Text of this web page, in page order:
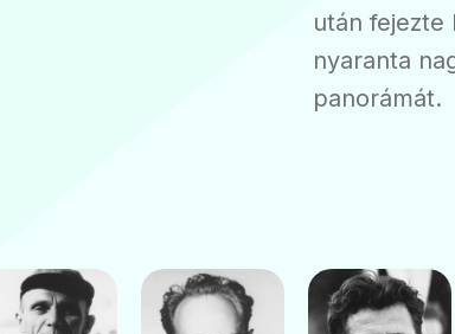
után fejezte
nyaranta
panorámát.